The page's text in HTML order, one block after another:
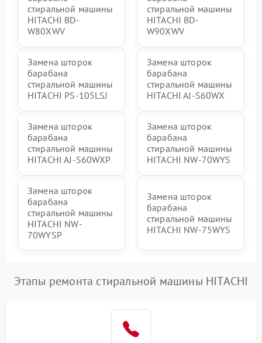
стиральной машины
HITACHI BD-
W80XWV
стиральной машины
HITACHI BD-
W90XWV
Замена шторок
барабана
стиральной машины
HITACHI PS-105LSJ
Замена шторок
барабана
стиральной машины
HITACHI AJ-S60WX
Замена шторок
барабана
стиральной машины
HITACHI AJ-S60WXP
Замена шторок
барабана
стиральной машины
HITACHI NW-70WYS
Замена шторок
барабана
стиральной машины
HITACHI NW-
70WYSP
Замена шторок
барабана
стиральной машины
HITACHI NW-75WYS
Этапы ремонта стиральной машины HITACHI